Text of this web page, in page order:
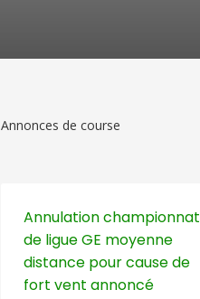
Annonces de course
Annulation championnat
de ligue GE moyenne
distance pour cause de
fort vent annoncé